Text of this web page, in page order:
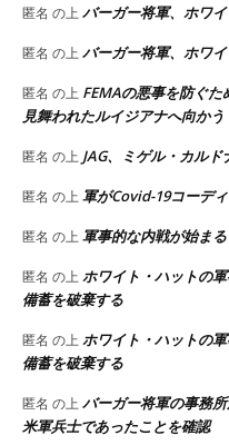
匿名 の上 バーガー将軍、ホワ
匿名 の上 バーガー将軍、ホワ
匿名 の上 FEMAの悪事を防ぐ
見舞われたルイジアナへ向かう
匿名 の上 JAG、ミゲル・カル
匿名 の上 軍がCovid-19コーデ
匿名 の上 軍事的な内戦が始まる
匿名 の上 ホワイト・ハットの
備蓄を破棄する
匿名 の上 ホワイト・ハットの
備蓄を破棄する
匿名 の上 バーガー将軍の事務
米軍兵士であったことを確認